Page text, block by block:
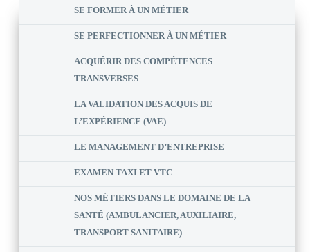
SE FORMER À UN MÉTIER
SE PERFECTIONNER À UN MÉTIER
ACQUÉRIR DES COMPÉTENCES
TRANSVERSES
LA VALIDATION DES ACQUIS DE
L’EXPÉRIENCE (VAE)
LE MANAGEMENT D’ENTREPRISE
EXAMEN TAXI ET VTC
NOS MÉTIERS DANS LE DOMAINE DE LA
SANTÉ (AMBULANCIER, AUXILIAIRE,
TRANSPORT SANITAIRE)